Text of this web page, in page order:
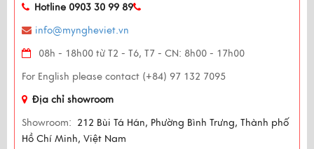
Hotline 0903 30 99 89
info@myngheviet.vn
08h - 18h00 từ T2 - T6, T7 - CN: 8h00 - 17h00
For English please contact (+84) 97 132 7095
Địa chỉ showroom
Showroom: 212 Bùi Tá Hán, Phường Bình Trưng, Thành phố
Hồ Chí Minh, Việt Nam